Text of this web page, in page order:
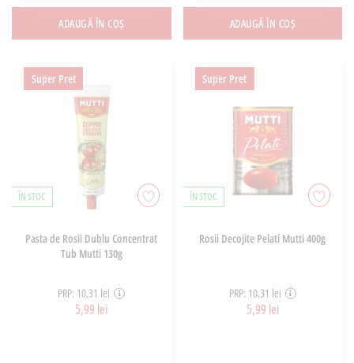
ADAUGĂ ÎN COȘ ADAUGĂ ÎN COȘ
Super Pret
ÎN STOC
Pasta de Rosii Dublu Concentrat
Tub Mutti 130g
PRP: 10,31 lei
5,99 lei
Super Pret
ÎN STOC
Rosii Decojite Pelati Mutti 400g
PRP: 10,31 lei
5,99 lei